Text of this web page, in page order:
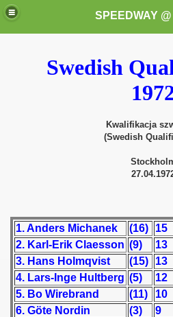
SPEEDWAY
Swedish
Kwalifikacja
(Swedish
1. Anders Michanek (16) 15
2. Karl-Erik Claesson (9) 13
3. Hans Holmqvist
(15) 13
4. Lars-Inge Hultberg (5) 12
5. Bo Wirebrand
(11) 10
6. Göte Nordin
(3) 9
these speedway programms)
Świata (World Speedway